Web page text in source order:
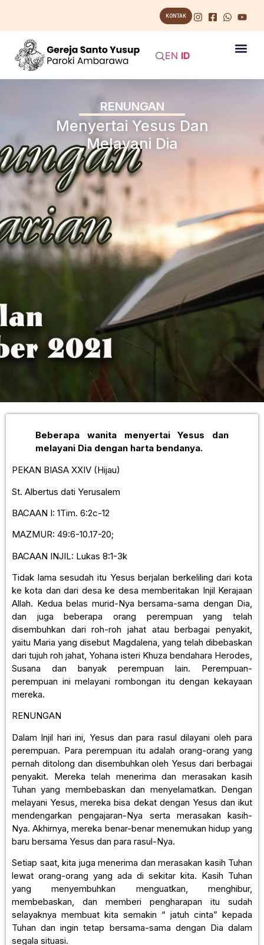
KONTAK
EN ID
RENUNGAN
Menyertai Yesus Dan
Melayani Dia
Beberapa wanita menyertai Yesus dan
melayani Dia dengan harta bendanya.
PEKAN BIASA XXIV (Hijau)
St. Albertus dati Yerusalem
BACAAN I: 1Tim. 6:2c-12
MAZMUR: 49:6-10.17-20;
BACAAN INJIL: Lukas 8:1-3k
Tidak lama sesudah itu Yesus berjalan berkeliling dari kota
ke kota dan dari desa ke desa memberitakan Injil Kerajaan
Allah. Kedua belas murid-Nya bersama-sama dengan Dia,
dan juga beberapa orang perempuan yang telah
disembuhkan dari roh-roh jahat atau berbagai penyakit,
yaitu Maria yang disebut Magdalena, yang telah dibebaskan
dari tujuh roh jahat, Yohana isteri Khuza bendahara Herodes,
Susana dan banyak perempuan lain. Perempuan-
perempuan ini melayani rombongan itu dengan kekayaan
mereka.
RENUNGAN
Dalam Injil hari ini, Yesus dan para rasul dilayani oleh para
perempuan. Para perempuan itu adalah orang-orang yang
pernah ditolong dan disembuhkan oleh Yesus dari berbagai
penyakit. Mereka telah menerima dan merasakan kasih
Tuhan yang membebaskan dan menyelamatkan. Dengan
melayani Yesus, mereka bisa dekat dengan Yesus dan ikut
mendengarkan pengajaran-Nya serta merasakan kasih-
Nya. Akhirnya, mereka benar-benar menemukan hidup yang
baru bersama Yesus dan para rasul-Nya.
Setiap saat, kita juga menerima dan merasakan kasih Tuhan
lewat orang-orang yang ada di sekitar kita. Kasih Tuhan
yang menyembuhkan menguatkan, menghibur,
membebaskan, dan memberi pengharapan itu sudah
selayaknya membuat kita semakin “ jatuh cinta” kepada
Tuhan dan ingin tetap bersama-sama dengan Dia dalam
segala situasi.